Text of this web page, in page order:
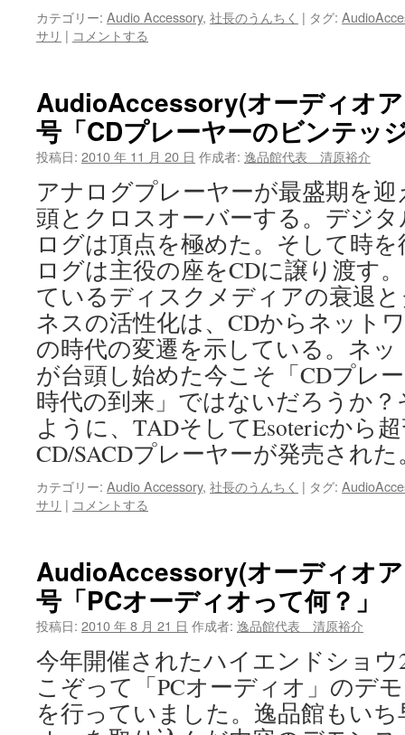
カテゴリー: Audio Accessory, 社長のうんちく | タグ:
サリ | コメントする
AudioAccessory(オーディオ
号「CDプレーヤーのビンテッ
投稿日: 2010 年 11 月 20 日 作成者: 逸品館代表 清原裕介
アナログプレーヤーが最盛期を
頭とクロスオーバーする。デジ
ログは頂点を極めた。そして時
ログは主役の座をCDに譲り渡す
ているディスクメディアの衰退
ネスの活性化は、CDからネット
の時代の変遷を示している。ネ
が台頭し始めた今こそ「CDプレ
時代の到来」ではないだろうか
ように、TADそしてEsotericから
CD/SACDプレーヤーが発売され
カテゴリー: Audio Accessory, 社長のうんちく | タグ:
サリ | コメントする
AudioAccessory(オーディオ
号「PCオーディオって何？」
投稿日: 2010 年 8 月 21 日 作成者: 逸品館代表 清原裕介
今年開催されたハイエンドショウ
こぞって「PCオーディオ」のデ
を行っていました。逸品館もい